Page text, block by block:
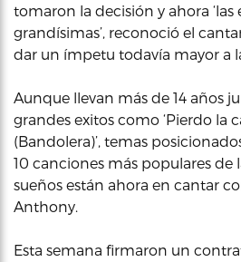
tomaron la decisión y ahora ‘las
grandísimas’, reconoció el
dar un ímpetu todavía mayor a
Aunque llevan más de 14 años
grandes exitos como ‘Pierdo la
(Bandolera)’, temas
10 canciones más populares de
sueños están ahora en cantar
Anthony.
Esta semana firmaron un